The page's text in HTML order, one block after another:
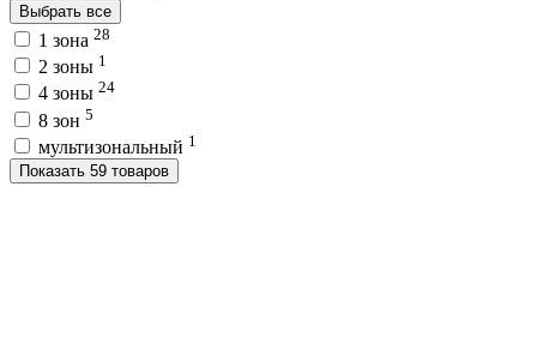
Выбрать все
1 зона 28
2 зоны 1
4 зоны 24
8 зон 5
мультизональный 1
Показать 59 товаров